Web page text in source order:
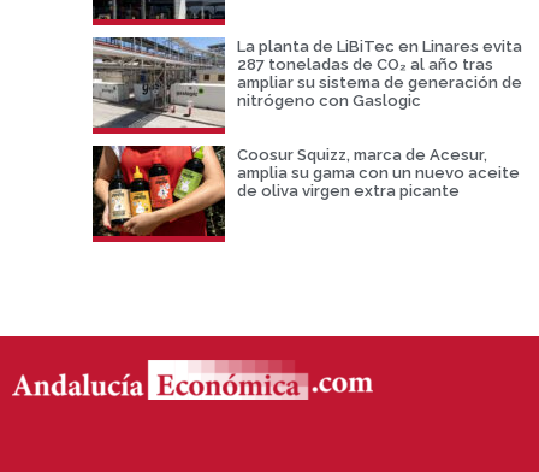
La planta de LiBiTec en Linares evita
287 toneladas de CO₂ al año tras
ampliar su sistema de generación de
nitrógeno con Gaslogic
Coosur Squizz, marca de Acesur,
amplia su gama con un nuevo aceite
de oliva virgen extra picante